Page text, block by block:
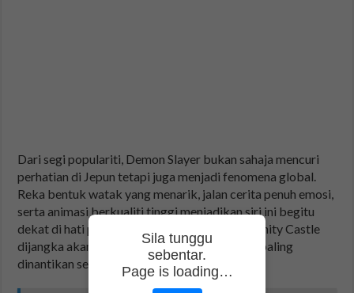
Dari segi populariti, Demon Slayer bukan sahaja mencuri
perhatian di Jepun tetapi juga menjadi fenomena global.
Reka bentuk watak yang menarik, jalan cerita penuh emosi,
serta animasi berkualiti tinggi menjadikan siri ini begitu
dekat di hati peminat. Tidak hairanlah jika Infinity Castle
dijangka akan menjadi salah satu filem anime paling
dinantikan sepanjang tahun 2025.
Sila tunggu
sebentar.
Page is loading…